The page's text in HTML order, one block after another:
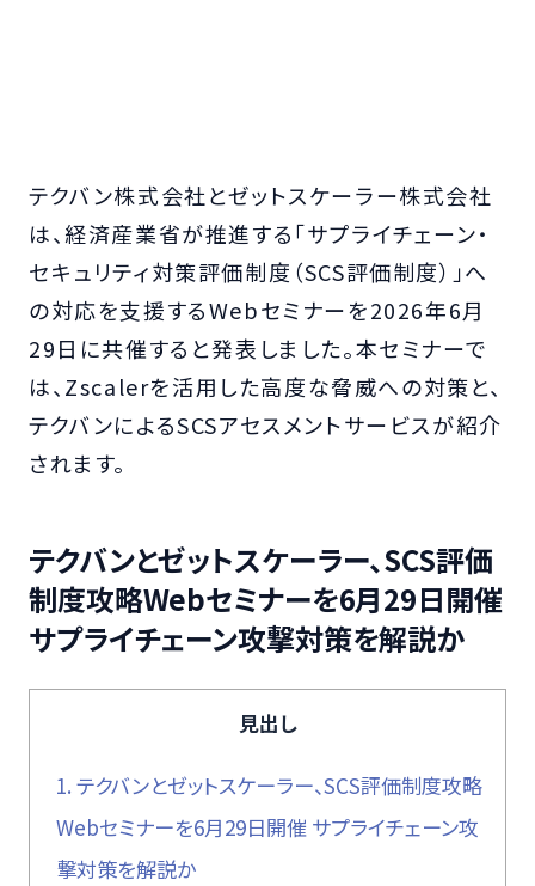
テクバン株式会社とゼットスケーラー株式会社
は、経済産業省が推進する「サプライチェーン・
セキュリティ対策評価制度（SCS評価制度）」へ
の対応を支援するWebセミナーを2026年6月
29日に共催すると発表しました。本セミナーで
は、Zscalerを活用した高度な脅威への対策と、
テクバンによるSCSアセスメントサービスが紹介
されます。
テクバンとゼットスケーラー、SCS評価
制度攻略Webセミナーを6月29日開催
サプライチェーン攻撃対策を解説か
見出し
1. テクバンとゼットスケーラー、SCS評価制度攻略
Webセミナーを6月29日開催 サプライチェーン攻
撃対策を解説か